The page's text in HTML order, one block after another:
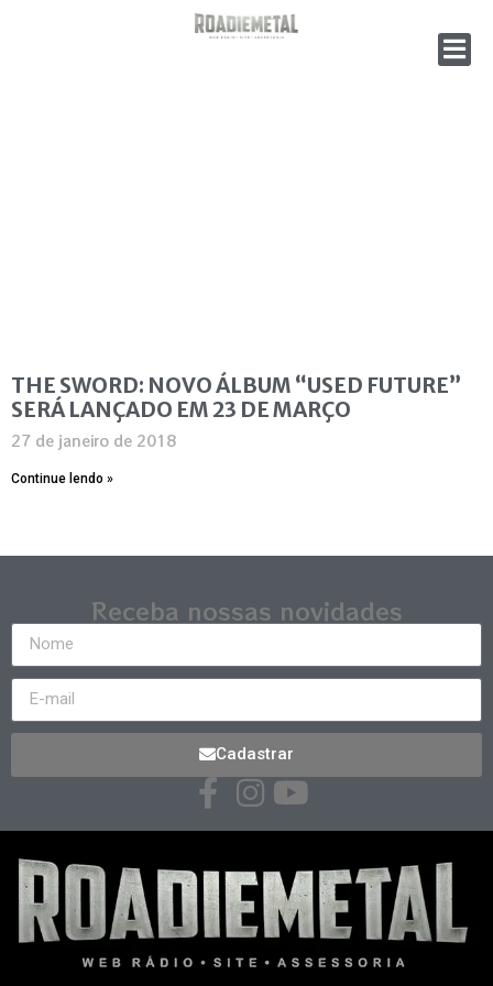
THE SWORD: NOVO ÁLBUM “USED FUTURE”
SERÁ LANÇADO EM 23 DE MARÇO
27 de janeiro de 2018
Continue lendo »
Receba nossas novidades
Cadastrar